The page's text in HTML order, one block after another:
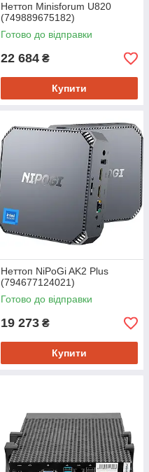
Неттоп Minisforum U820
(749889675182)
Готово до відправки
22 684 ₴
Купити
Неттоп NiPoGi AK2 Plus
(794677124021)
Готово до відправки
19 273 ₴
Купити